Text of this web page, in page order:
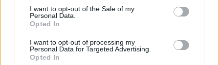
consent section.
I want to opt-out of the Sale of my
Personal Data.
Opted In
I want to opt-out of processing my
Personal Data for Targeted Advertising.
Opted In